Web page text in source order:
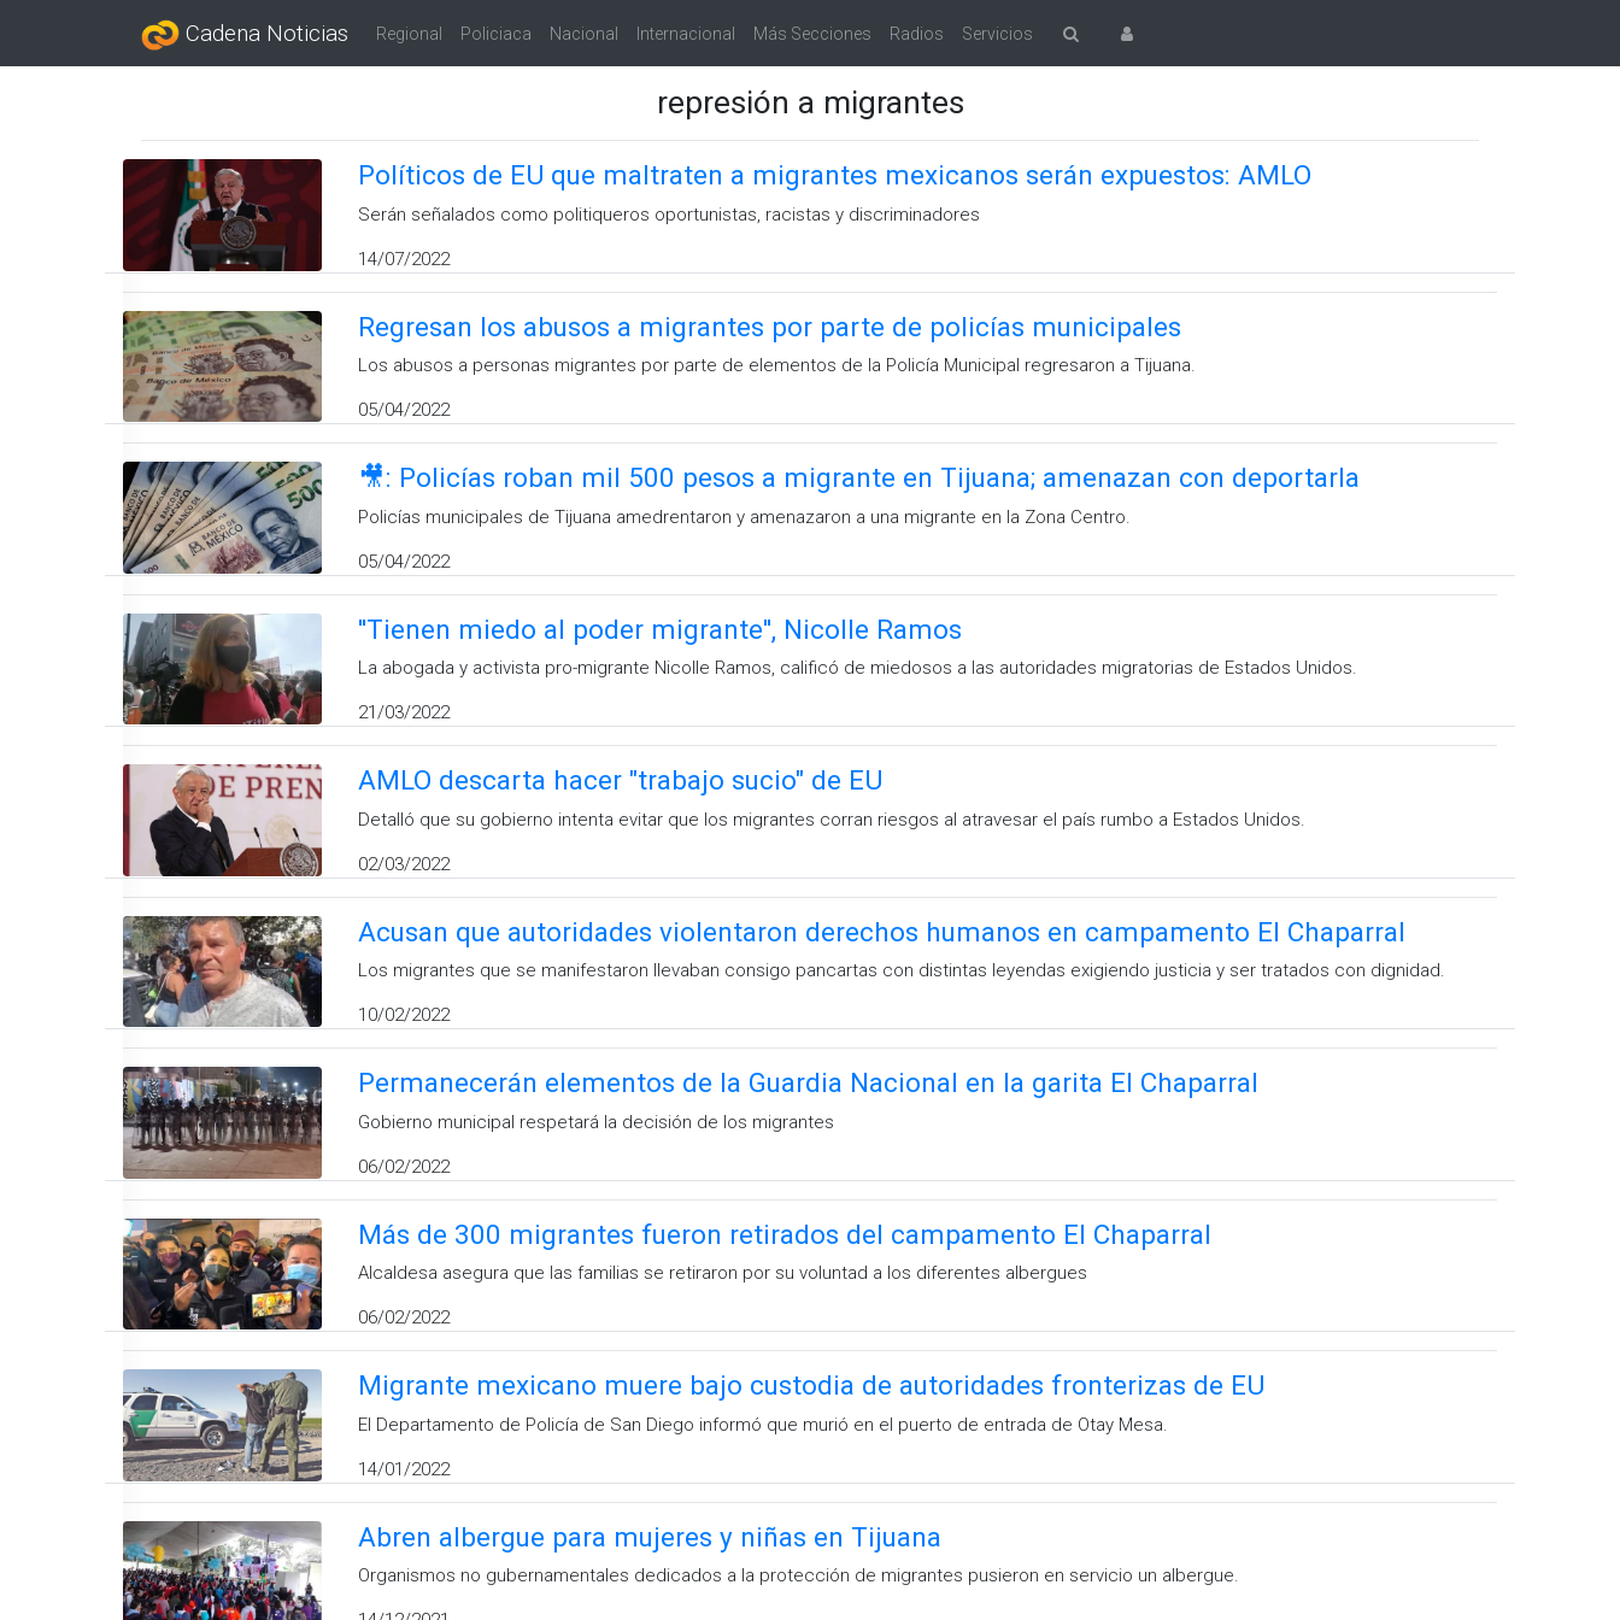
Cadena Noticias Regional Policiaca Nacional Internacional Más Secciones Radios Servicios
represión a migrantes
Políticos de EU que maltraten a migrantes mexicanos serán expuestos: AMLO
Serán señalados como politiqueros oportunistas, racistas y discriminadores
14/07/2022
Regresan los abusos a migrantes por parte de policías municipales
Los abusos a personas migrantes por parte de elementos de la Policía Municipal regresaron a Tijuana.
05/04/2022
🎥: Policías roban mil 500 pesos a migrante en Tijuana; amenazan con deportarla
Policías municipales de Tijuana amedrentaron y amenazaron a una migrante en la Zona Centro.
05/04/2022
''Tienen miedo al poder migrante'', Nicolle Ramos
La abogada y activista pro-migrante Nicolle Ramos, calificó de miedosos a las autoridades migratorias de Estados Unidos.
21/03/2022
AMLO descarta hacer "trabajo sucio" de EU
Detalló que su gobierno intenta evitar que los migrantes corran riesgos al atravesar el país rumbo a Estados Unidos.
02/03/2022
Acusan que autoridades violentaron derechos humanos en campamento El Chaparral
Los migrantes que se manifestaron llevaban consigo pancartas con distintas leyendas exigiendo justicia y ser tratados con dignidad.
10/02/2022
Permanecerán elementos de la Guardia Nacional en la garita El Chaparral
Gobierno municipal respetará la decisión de los migrantes
06/02/2022
Más de 300 migrantes fueron retirados del campamento El Chaparral
Alcaldesa asegura que las familias se retiraron por su voluntad a los diferentes albergues
06/02/2022
Migrante mexicano muere bajo custodia de autoridades fronterizas de EU
El Departamento de Policía de San Diego informó que murió en el puerto de entrada de Otay Mesa.
14/01/2022
Abren albergue para mujeres y niñas en Tijuana
Organismos no gubernamentales dedicados a la protección de migrantes pusieron en servicio un albergue.